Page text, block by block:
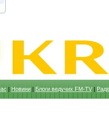
|Новини|Блоги ведучих FM-TV|